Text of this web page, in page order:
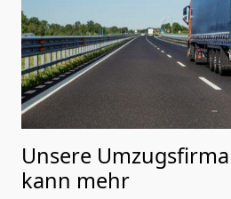
Unsere
kann mehr